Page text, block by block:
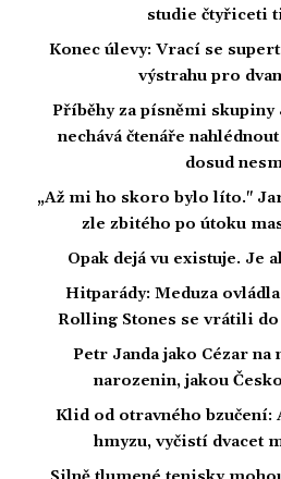
studie čtyřiceti
Konec úlevy: Vrací se
výstrahu pro
Příběhy za písněmi
nechává čtenáře
dosud
„Až mi ho skoro bylo líto."
zle zbitého po útoku
Opak dejá vu existuje. Je
Hitparády: Meduza
Rolling Stones se vrátili
Petr Janda jako Cézar na
narozenin, jakou
Klid od otravného bzučení:
hmyzu, vyčistí dvacet